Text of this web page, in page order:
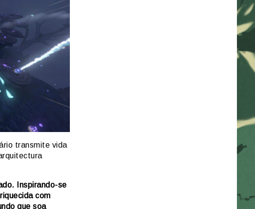
transmite vida
Inspirando-se
com
que soa